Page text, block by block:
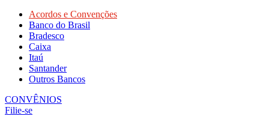
Acordos e Convenções
Banco do Brasil
Bradesco
Caixa
Itaú
Santander
Outros Bancos
CONVÊNIOS
Filie-se